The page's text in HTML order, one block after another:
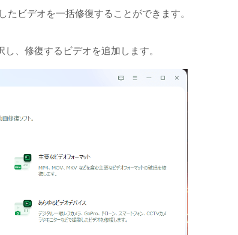
ビデオを一括修復することができます。
、修復するビデオを追加します。